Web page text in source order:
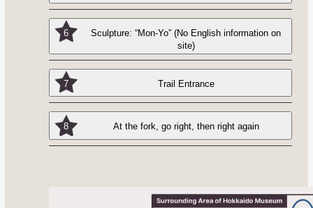
6
Sculpture: “Mon-Yo” (No English information on
site)
7 Trail Entrance
8 At the fork, go right, then right again